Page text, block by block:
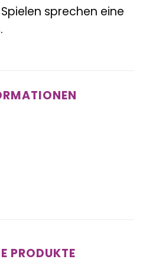
sprechen eine
PRODUKTE